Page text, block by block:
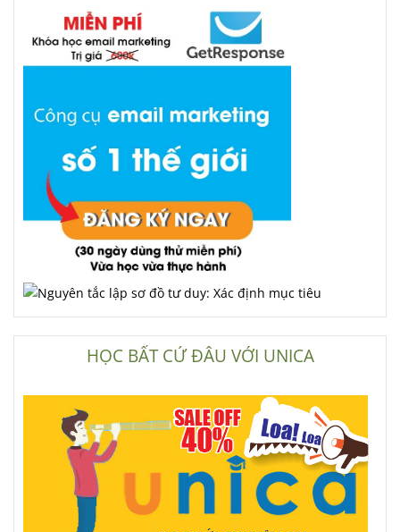
HỌC BẤT CỨ ĐÂU VỚI UNICA